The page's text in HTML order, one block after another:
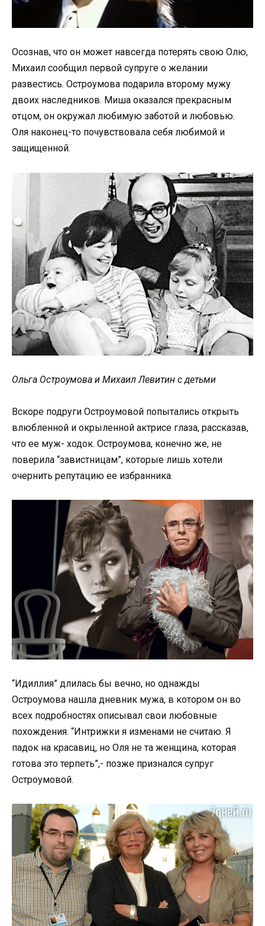
Осознав, что он может навсегда потерять свою Олю,
Михаил сообщил первой супруге о желании
развестись. Остроумова подарила второму мужу
двоих наследников. Миша оказался прекрасным
отцом, он окружал любимую заботой и любовью.
Оля наконец-то почувствовала себя любимой и
защищенной.
Ольга Остроумова и Михаил Левитин с детьми
Вскоре подруги Остроумовой попытались открыть
влюбленной и окрыленной актрисе глаза, рассказав,
что ее муж- ходок. Остроумова, конечно же, не
поверила “завистницам”, которые лишь хотели
очернить репутацию ее избранника.
“Идиллия” длилась бы вечно, но однажды
Остроумова нашла дневник мужа, в котором он во
всех подробностях описывал свои любовные
похождения. “Интрижки я изменами не считаю. Я
падок на красавиц, но Оля не та женщина, которая
готова это терпеть”,- позже признался супруг
Остроумовой.